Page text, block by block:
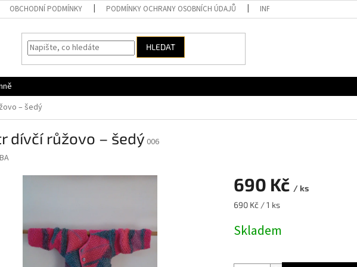
OBCHODNÍ PODMÍNKY PODMÍNKY OCHRANY OSOBNÍCH ÚDAJŮ INFORMACE K DOPRAVĚ ZBOŽÍ
HLEDAT
– šedý
dívčí růžovo – šedý 006
BA
690 Kč / ks
Měrná
690 Kč / 1 ks
Skladem